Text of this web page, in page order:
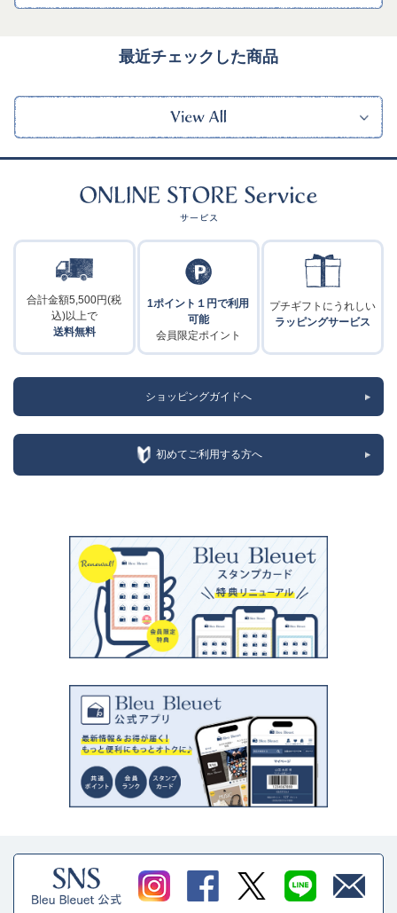
最近チェックした商品
合計金額5,500円(税
込)以上で
送料無料
1ポイント１円で利用
可能
会員限定ポイント
プチギフトにうれしい
ラッピングサービス
ショッピングガイドへ
初めてご利用する方へ